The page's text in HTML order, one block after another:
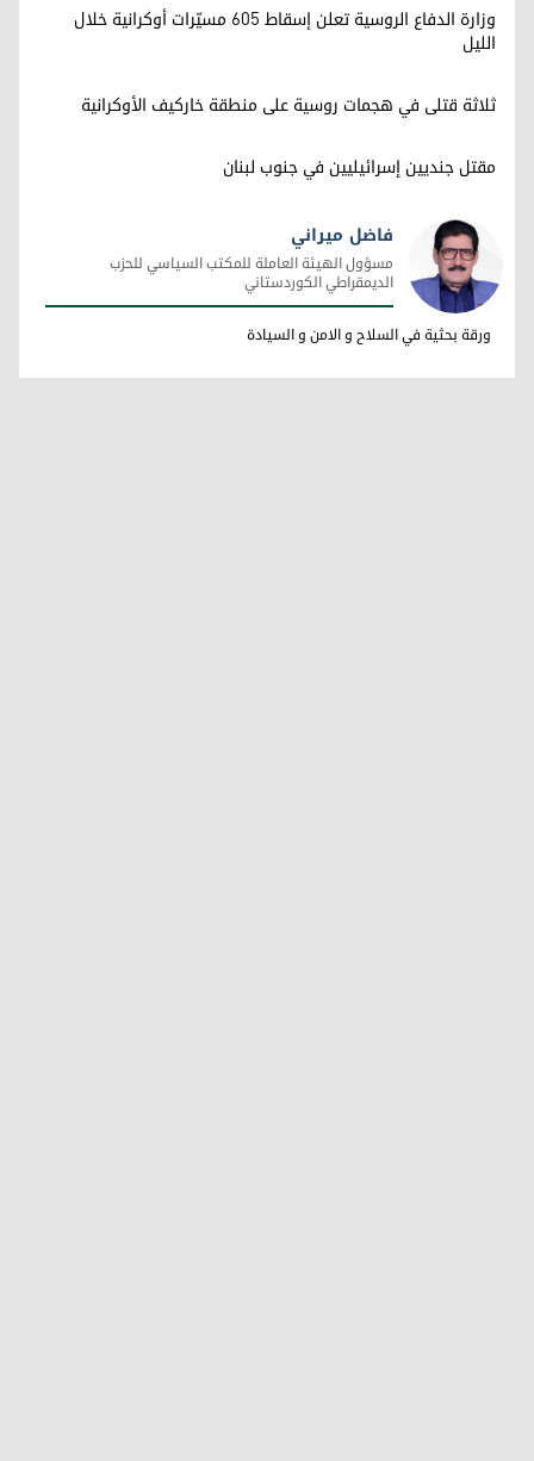
وزارة الدفاع الروسية تعلن إسقاط 605 مسيّرات أوكرانية خلال
الليل
ثلاثة قتلى في هجمات روسية على منطقة خاركيف الأوكرانية
مقتل جنديين إسرائيليين في جنوب لبنان
فاضل ميراني
فاضل ميراني
مسؤول الهيئة العاملة للمكتب السياسي للحزب
الديمقراطي الكوردستاني
ورقة بحثية في السلاح و الامن و السيادة